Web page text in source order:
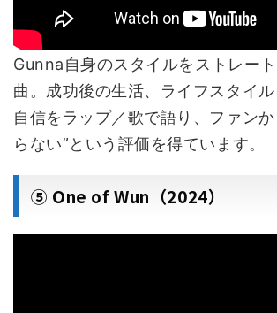
Gunna自身のスタイルをストレー
曲。成功後の生活、ライフスタイ
自信をラップ／歌で語り、ファンか
らない”という評価を得ています。
⑤ One of Wun（2024）